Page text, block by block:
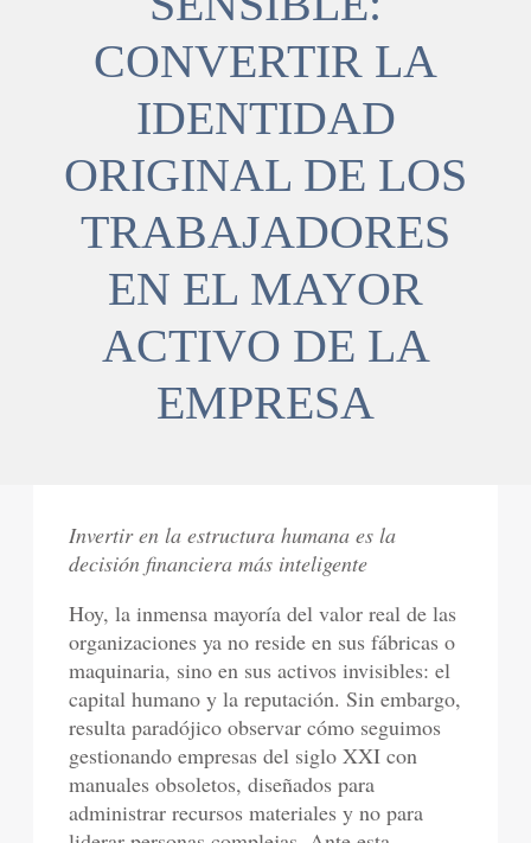
CONVERTIR LA
IDENTIDAD
ORIGINAL DE LOS
TRABAJADORES
EN EL MAYOR
ACTIVO DE LA
EMPRESA
Invertir en la estructura humana es la
decisión financiera más inteligente
Hoy, la inmensa mayoría del valor real de las
organizaciones ya no reside en sus fábricas o
maquinaria, sino en sus activos invisibles: el
capital humano y la reputación. Sin embargo,
resulta paradójico observar cómo seguimos
gestionando empresas del siglo XXI con
manuales obsoletos, diseñados para
administrar recursos materiales y no para